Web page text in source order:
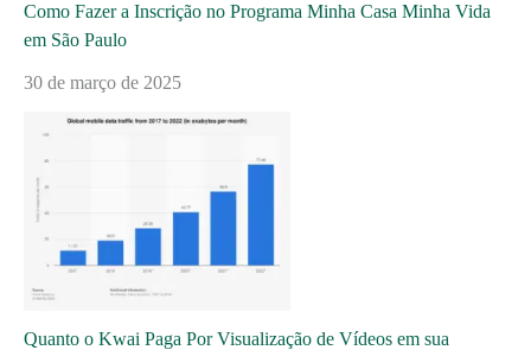
Como Fazer a Inscrição no Programa Minha Casa Minha Vida
em São Paulo
30 de março de 2025
Quanto o Kwai Paga Por Visualização de Vídeos em sua